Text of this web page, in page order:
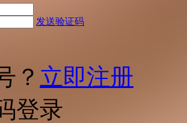
发送验证码
？ 立即注册
登录